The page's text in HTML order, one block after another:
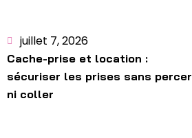
juillet 7, 2026
Cache-prise et location :
sécuriser les prises sans percer
ni coller